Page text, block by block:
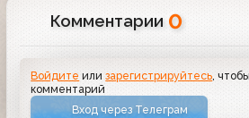
Комментарии 0
Войдите илизарегистрируйтесь ,
комментарий
Вход через Телеграм